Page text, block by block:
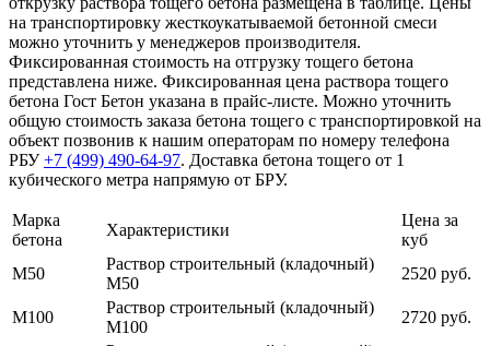
на транспортировку жесткоукатываемой бетонной смеси
можно уточнить у менеджеров производителя.
Фиксированная стоимость на отгрузку тощего бетона
представлена ниже. Фиксированная цена раствора тощего
бетона Гост Бетон указана в прайс-листе. Можно уточнить
общую стоимость заказа бетона тощего с транспортировкой на
объект позвонив к нашим операторам по номеру телефона
РБУ+7 (499) 490-64-97. Доставка бетона тощего от 1
кубического метра напрямую от БРУ.
Марка
бетона
Характеристики
Цена за
куб
М50
Раствор строительный (кладочный)
М50
2520 руб.
М100
Раствор строительный (кладочный)
М100
2720 руб.